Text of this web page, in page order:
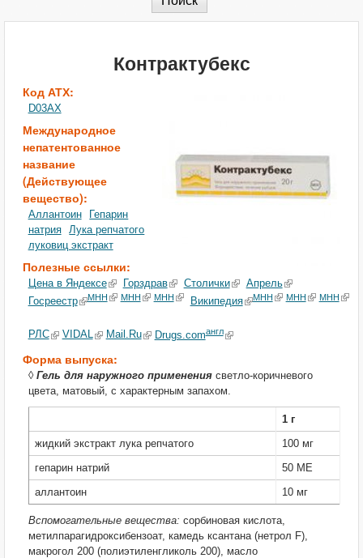
Контрактубекс
Код АТХ:
D03AX
Международное
непатентованное
название
(Действующее
вещество):
Аллантоин
Гепарин
натрия
Лука репчатого
луковиц экстракт
Полезные ссылки:
Цена в Яндексе Горздрав Столички
Апрель
Госреестр
МНН МНН МНН Википедия МНН МНН МНН
РЛС VIDAL Mail.Ru Drugs.comангл
Форма выпуска:
◊ Гель для наружного применениясветло-коричневого
цвета, матовый, с характерным запахом.
1 г
жидкий экстракт лука репчатого
100 мг
гепарин натрий
50 МЕ
аллантоин
10 мг
Вспомогательные вещества: сорбиновая кислота,
метилпарагидроксибензоат, камедь ксантана (нетрол F),
макрогол 200 (полиэтиленгликоль 200), масло